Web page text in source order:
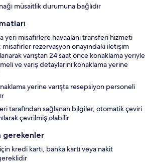
müsaitlik durumuna bağlıdır
yeri misafirlere havaalanı transferi hizmeti
misafirler rezervasyon onayındaki iletişim
varıştan 24 saat önce konaklama yeriyle
ve varış detaylarını konaklama yerine
yerine varışta resepsiyon personeli
tarafından sağlanan bilgiler, otomatik çeviri
çevrilmiş olabilir
gerekenler
kredi kartı, banka kartı veya nakit